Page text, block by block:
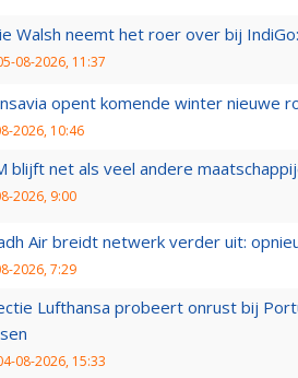
Walsh neemt het roer over bij
08-2026, 11:37
opent komende winter nieuwe
2026, 10:46
blijft net als veel andere
2026, 9:00
Air breidt netwerk verder uit:
2026, 7:29
Lufthansa probeert onrust bij
08-2026, 15:33